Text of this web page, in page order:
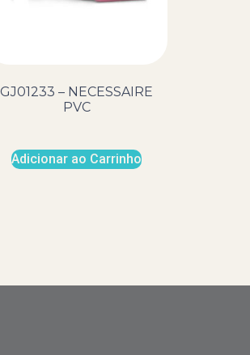
GJ01233 – NECESSAIRE
PVC
Adicionar ao Carrinho